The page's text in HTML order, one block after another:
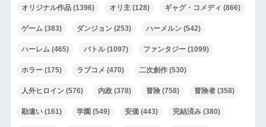
オリジナル作品(1396) オリ主(128) ギャグ・コメディ (866)
ゲーム (383) ダンジョン(253) ハーメルン(542)
ハーレム (465) バトル(1097) ファンタジー(1099)
ホラー(175) ラブコメ (470) 二次創作(530)
人外ヒロイン(576) 内政(378) 冒険(758) 冒険者(358)
勘違い(161) 学園 (549) 安価(443) 完結済み(380)